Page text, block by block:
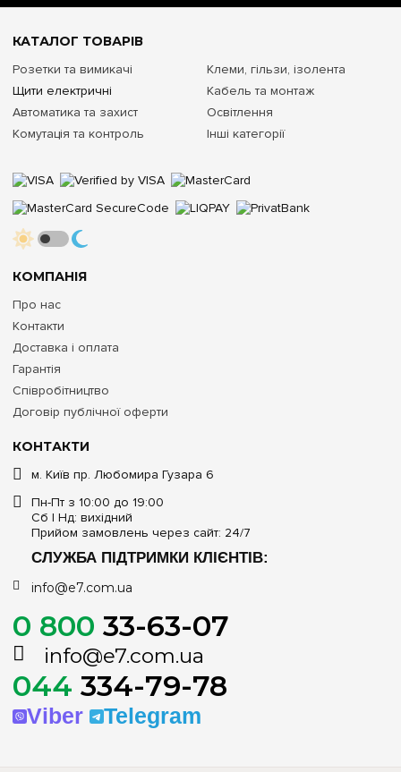
КОНТАКТИ
м. Київ пр. Любомира Гузара 6
Пн-Пт з 10:00 до 19:00
Сб | Нд: вихідний
Прийом замовлень через сайт: 24/7
СЛУЖБА ПІДТРИМКИ КЛІЄНТІВ:
info@e7.com.ua
0 800 33-63-07
info@e7.com.ua
044 334-79-78
Viber Telegram
КОМПАНІЯ
Про нас
Контакти
Доставка і оплата
Гарантія
Співробітництво
Договір публічної оферти
КАТАЛОГ ТОВАРІВ
Розетки та вимикачі
Щити електричні
Автоматика та захист
Комутація та контроль
Клеми, гільзи, ізолента
Кабель та монтаж
Освітлення
Інші категорії